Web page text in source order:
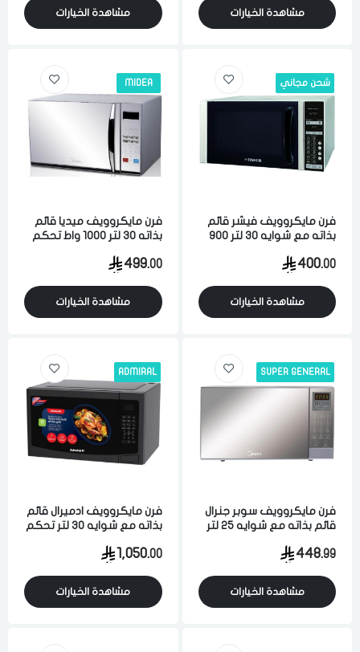
مشاهدة الخيارات مشاهدة الخيارات
شحن مجاني
فرن مايكروويف فيشر قائم
بذاته مع شوايه 30 لتر 900
مستويات فضي
400.00
مشاهدة الخيارات
MIDEA
فرن مايكروويف ميديا قائم
بذاته 30 لتر 1000 واط تحكم
499.00
مشاهدة الخيارات
SUPER GENERAL
فرن مايكروويف سوبر جنرال
قائم بذاته مع شوايه 25 لتر
مستويات فضي
448.99
مشاهدة الخيارات
ADMIRAL
فرن مايكروويف ادميرال قائم
بذاته مع شوايه 30 لتر تحكم
1,050.00
مشاهدة الخيارات